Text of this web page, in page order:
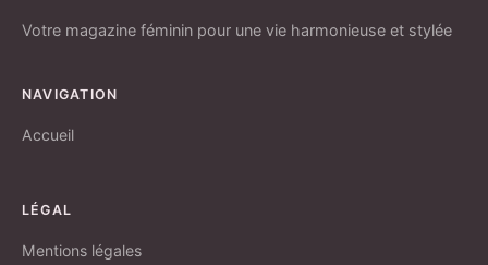
Votre magazine féminin pour une vie harmonieuse et stylée
NAVIGATION
Accueil
LÉGAL
Mentions légales